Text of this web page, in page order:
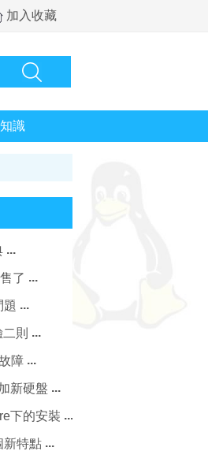
加入收藏
識
了
題
則
障
新硬盤
下的安裝
新特點